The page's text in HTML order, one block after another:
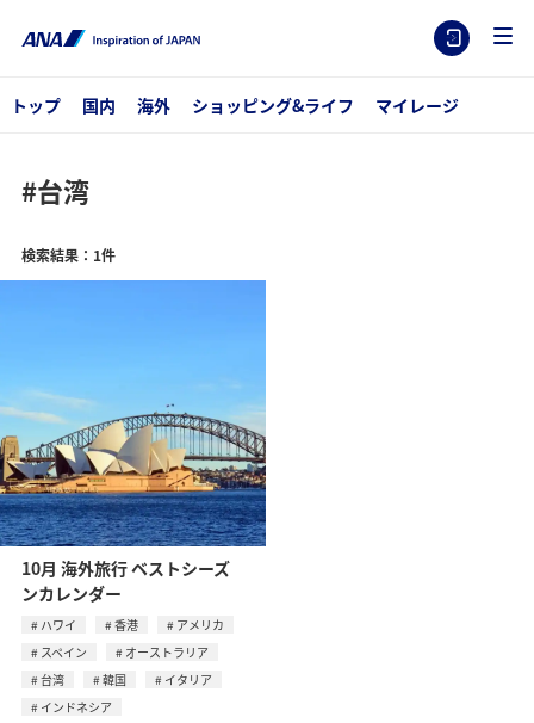
トップ 国内 海外 ショッピング&ライフ マイレージ
#台湾
検索結果：1件
10月 海外旅行 ベストシーズ
ンカレンダー
ハワイ 香港
アメリカ
スペイン
オーストラリア
台湾
韓国
イタリア
インドネシア